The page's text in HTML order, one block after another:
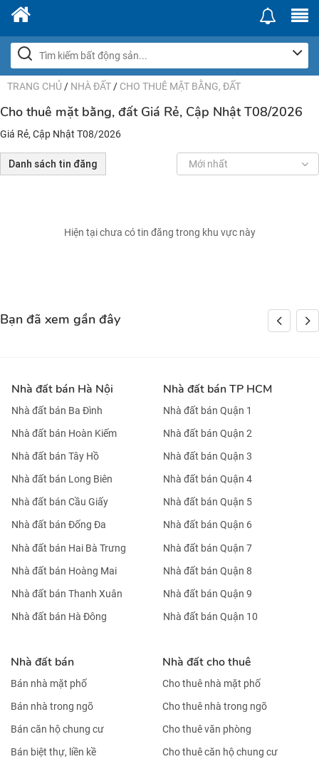
TRANG CHỦ / NHÀ ĐẤT / CHO THUÊ MẶT BẰNG, ĐẤT
Cho thuê mặt bằng, đất Giá Rẻ, Cập Nhật T08/2026
Giá Rẻ, Cập Nhật T08/2026
Danh sách tin đăng Mới nhất
Hiện tại chưa có tin đăng trong khu vực này
Bạn đã xem gần đây
Nhà đất bán Hà Nội
Nhà đất bán Ba Đình
Nhà đất bán Hoàn Kiếm
Nhà đất bán Tây Hồ
Nhà đất bán Long Biên
Nhà đất bán Cầu Giấy
Nhà đất bán Đống Đa
Nhà đất bán Hai Bà Trưng
Nhà đất bán Hoàng Mai
Nhà đất bán Thanh Xuân
Nhà đất bán Hà Đông
Nhà đất bán TP HCM
Nhà đất bán Quận 1
Nhà đất bán Quận 2
Nhà đất bán Quận 3
Nhà đất bán Quận 4
Nhà đất bán Quận 5
Nhà đất bán Quận 6
Nhà đất bán Quận 7
Nhà đất bán Quận 8
Nhà đất bán Quận 9
Nhà đất bán Quận 10
Nhà đất bán
Bán nhà mặt phố
Bán nhà trong ngõ
Bán căn hộ chung cư
Bán biệt thự, liền kề
Nhà đất cho thuê
Cho thuê nhà mặt phố
Cho thuê nhà trong ngõ
Cho thuê văn phòng
Cho thuê căn hộ chung cư